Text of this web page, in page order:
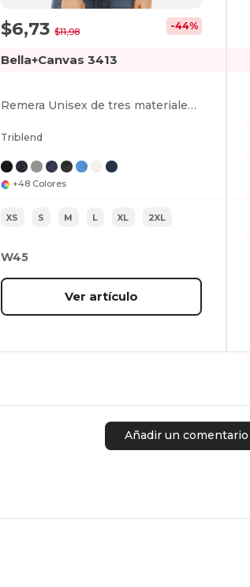
$6,73 $11,98 -44%
Bella+Canvas 3413
Remera Unisex de tres materiales manga corta
Triblend
+48 Colores
XS S M L XL 2XL
W45
Ver artículo
Añadir un comentario